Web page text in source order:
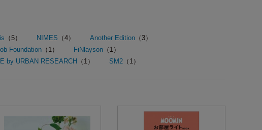
（5） NIMES （4） Another Edition（3）
Foundation（1） FiNlayson（1）
by URBAN RESEARCH（1） SM2（1）